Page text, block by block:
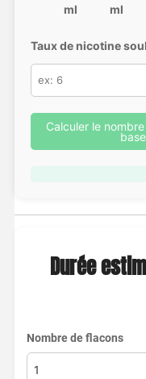
ml
ml
Taux de nicotine
Calculer le
Durée
Nombre de flacons